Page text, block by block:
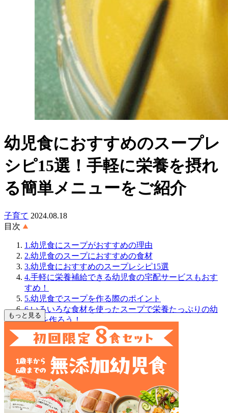
幼児食におすすめのスープレ
シピ15選！手軽に栄養を摂れ
る簡単メニューをご紹介
子育て 2024.08.18
目次
1.幼児食にスープがおすすめの理由
2.幼児食のスープにおすすめの食材
3.幼児食におすすめのスープレシピ15選
4.手軽に栄養補給できる幼児食の宅配サービスもおす
すめ！
5.幼児食でスープを作る際のポイント
6.いろいろな食材を使ったスープで栄養たっぷりの幼
児食を作ろう！
もっと見る